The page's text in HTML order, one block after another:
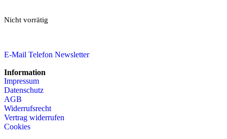
Nicht vorrätig
E-Mail Telefon Newsletter
Information
Impressum
Datenschutz
AGB
Widerrufsrecht
Vertrag widerrufen
Cookies